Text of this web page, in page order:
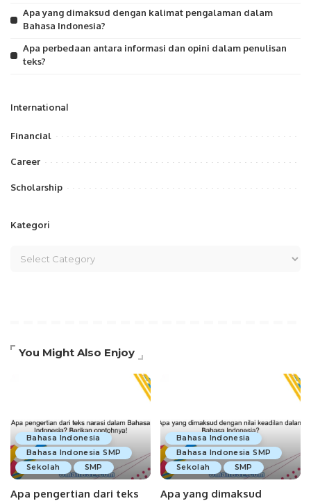
Apa yang dimaksud dengan kalimat pengalaman dalam
Bahasa Indonesia?
Apa perbedaan antara informasi dan opini dalam penulisan
teks?
International
Financial
Career
Scholarship
Kategori
You Might Also Enjoy
Bahasa Indonesia
Bahasa Indonesia SMP
Sekolah
SMP
Apa pengertian dari teks
Bahasa Indonesia
Bahasa Indonesia SMP
Sekolah
SMP
Apa yang dimaksud